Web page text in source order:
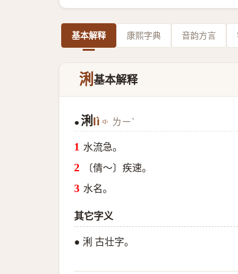
基本解释 康熙字典 音韵方言
浰 基本解释
● 浰 lì ㄌㄧˋ
水流急。
〔倩～〕疾速。
水名。
其它字义
● 浰 古壮字。